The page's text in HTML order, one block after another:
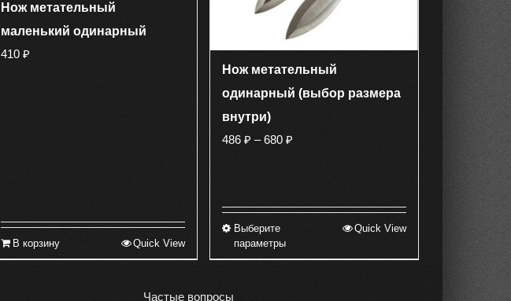
Нож метательный
маленький одинарный
410 ₽
В корзину Quick View
Нож метательный
одинарный (выбор размера
внутри)
486 ₽ – 680 ₽Диапазон
–
Выберите
параметры
Quick View
Частые вопросы